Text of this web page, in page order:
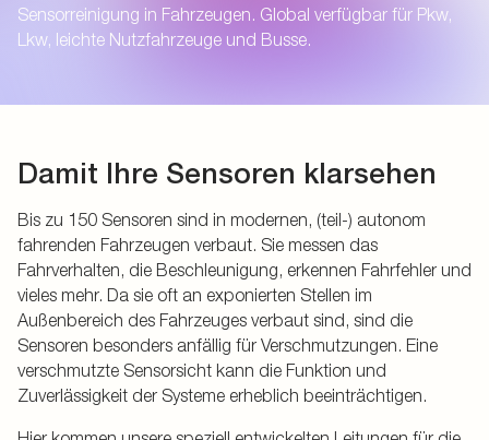
Sensorreinigung in Fahrzeugen. Global verfügbar für Pkw,
Lkw, leichte Nutzfahrzeuge und Busse.
Damit Ihre Sensoren klarsehen
Bis zu 150 Sensoren sind in modernen, (teil-) autonom
fahrenden Fahrzeugen verbaut. Sie messen das
Fahrverhalten, die Beschleunigung, erkennen Fahrfehler und
vieles mehr. Da sie oft an exponierten Stellen im
Außenbereich des Fahrzeuges verbaut sind, sind die
Sensoren besonders anfällig für Verschmutzungen. Eine
verschmutzte Sensorsicht kann die Funktion und
Zuverlässigkeit der Systeme erheblich beeinträchtigen.